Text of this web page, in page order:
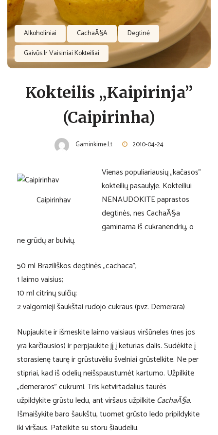
Alkoholiniai CachaÃ§a
Degtinė
Gaivūs Ir Vaisiniai Kokteiliai
Kokteilis „Kaipirinja”
(Caipirinha)
Gaminkime.lt 2010-04-24
Caipirinhav
Vienas populiariausių „kačasos”
kokteilių pasaulyje. Kokteiliui
NENAUDOKITE paprastos
degtinės, nes CachaÃ§a
gaminama iš cukranendrių, o
ne grūdų ar bulvių.
50 ml Braziliškos degtinės „cachaca”;
1 laimo vaisius;
10 ml citrinų sulčių;
2 valgomieji šaukštai rudojo cukraus (pvz. Demerara)
Nupjaukite ir išmeskite laimo vaisiaus viršūneles (nes jos
yra karčiausios) ir perpjaukite jį į keturias dalis. Sudėkite į
storasienę taurę ir grūstuvėliu švelniai grūstelkite. Ne per
stipriai, kad iš odelių neišspaustumėt kartumo. Užpilkite
„demeraros” cukrumi. Tris ketvirtadalius taurės
užpildykite grūstu ledu, ant viršaus užpilkiteCachaÃ§a.
Išmaišykite baro šaukštu, tuomet grūsto ledo pripildykite
iki viršaus. Pateikite su storu šiaudeliu.